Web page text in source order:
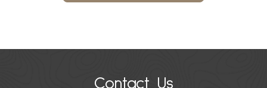
Contact Us